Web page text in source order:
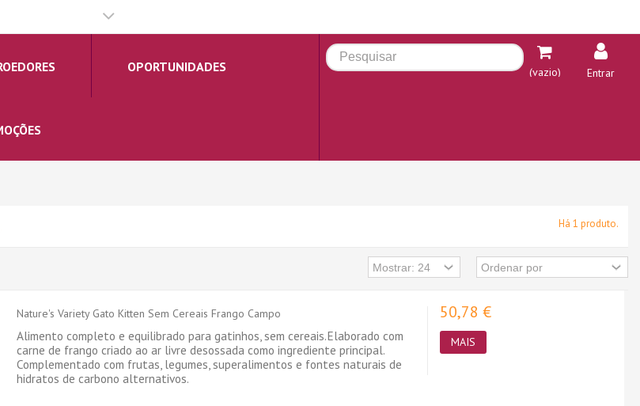
OPORTUNIDADES (vazio) Entrar
Há 1 produto.
Nature's Variety Gato Kitten Sem Cereais Frango Campo
Alimento completo e equilibrado para gatinhos, sem cereais.Elaborado com
carne de frango criado ao ar livre desossada como ingrediente principal.
Complementado com frutas, legumes, superalimentos e fontes naturais de
hidratos de carbono alternativos.
50,78 €
MAIS